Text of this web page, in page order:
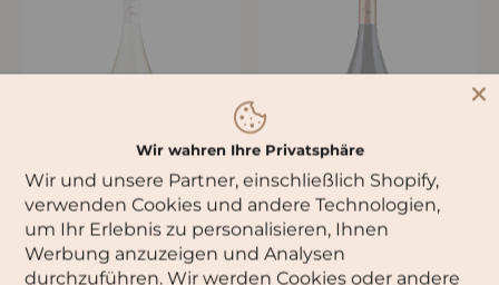
Luna Argenta Bianco
Appassite
Луна Аргента Негроамаро
Примитиво Аппассите
Wir wahren Ihre Privatsphäre
Wir und unsere Partner, einschließlich Shopify,
verwenden Cookies und andere Technologien,
um Ihr Erlebnis zu personalisieren, Ihnen
Werbung anzuzeigen und Analysen
durchzuführen. Wir werden Cookies oder andere